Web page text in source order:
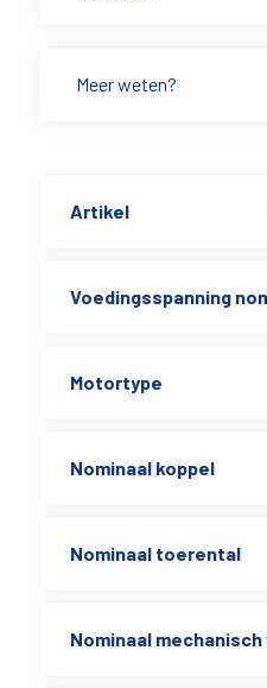
Meer weten?
Artikel
Voedingsspanning
Motortype
Nominaal koppel
Nominaal toerental
Nominaal